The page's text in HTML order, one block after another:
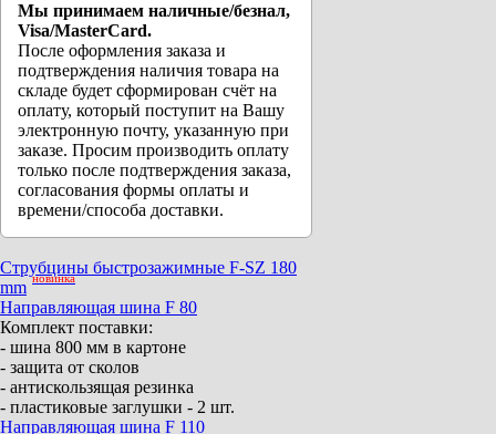
Мы принимаем наличные/безнал,
Visa/MasterCard.
После оформления заказа и
подтверждения наличия товара на
складе будет сформирован счёт на
оплату, который поступит на Вашу
электронную почту, указанную при
заказе. Просим производить оплату
только после подтверждения заказа,
согласования формы оплаты и
времени/способа доставки.
Струбцины быстрозажимные F-SZ 180
mm новинка
Направляющая шина F 80
Комплект поставки:
- шина 800 мм в картоне
- защита от сколов
- антискользящая резинка
- пластиковые заглушки - 2 шт.
Направляющая шина F 110